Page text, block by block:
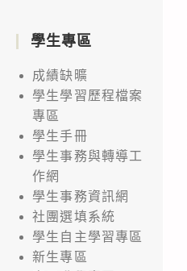
學生專區
成績缺曠
學生學習歷程檔案
專區
學生手冊
學生事務與轉導工
作網
學生事務資訊網
社團選填系統
學生自主學習專區
新生專區